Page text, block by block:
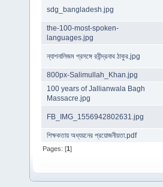
sdg_bangladesh.jpg
the-100-most-spoken-
languages.jpg
ন্যাশনালিজম প্রসঙ্গে রবীন্দ্রনাথ ঠাকুর.jpg
800px-Salimullah_Khan.jpg
100 years of Jallianwala Bagh
Massacre.jpg
FB_IMG_1556942802631.jpg
শিক্ষকতায় অধ্যয়নের প্রয়োজনীয়তা.pdf
Pages: [1]